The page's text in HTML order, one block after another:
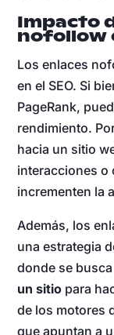
Impacto
nofollow
Los enlaces
en el SEO. Si
PageRank,
rendimiento.
hacia un sitio
interacciones o
incrementen la
Además, los
una estrategia
donde se
un sitio para
de los motores
que apuntan a